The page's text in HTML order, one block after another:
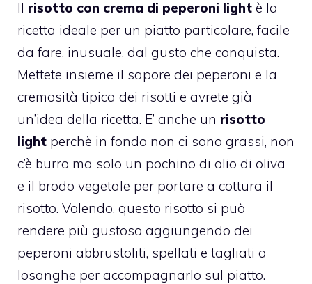
Il risotto con crema di peperoni light è la
ricetta ideale per un piatto particolare, facile
da fare, inusuale, dal gusto che conquista.
Mettete insieme il sapore dei peperoni e la
cremosità tipica dei risotti e avrete già
un’idea della ricetta. E’ anche un risotto
light perchè in fondo non ci sono grassi, non
c’è burro ma solo un pochino di olio di oliva
e il brodo vegetale per portare a cottura il
risotto. Volendo, questo risotto si può
rendere più gustoso aggiungendo dei
peperoni abbrustoliti, spellati e tagliati a
losanghe per accompagnarlo sul piatto.